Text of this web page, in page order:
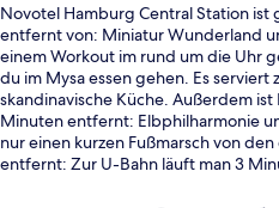
Novotel Hamburg Central Station ist
entfernt von: Miniatur Wunderland
einem Workout im rund um die Uhr
du im Mysa essen gehen. Es
skandinavische Küche. Außerdem
Minuten entfernt: Elbphilharmonie
nur einen kurzen Fußmarsch von
entfernt: Zur U-Bahn läuft man 3